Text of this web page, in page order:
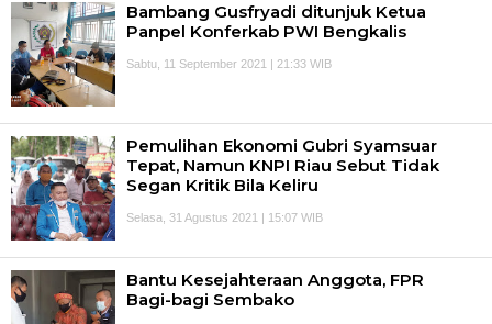
Bambang Gusfryadi ditunjuk Ketua
Panpel Konferkab PWI Bengkalis
Sabtu, 11 September 2021 | 21:33 WIB
Pemulihan Ekonomi Gubri Syamsuar
Tepat, Namun KNPI Riau Sebut Tidak
Segan Kritik Bila Keliru
Selasa, 31 Agustus 2021 | 15:07 WIB
Bantu Kesejahteraan Anggota, FPR
Bagi-bagi Sembako